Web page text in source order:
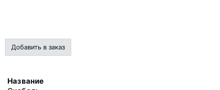
Добавить в заказ
Название